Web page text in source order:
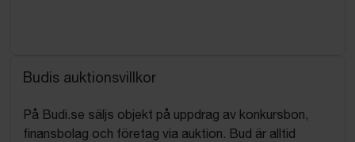
Budis auktionsvillkor
På Budi.se säljs objekt på uppdrag av konkursbon,
finansbolag och företag via auktion. Bud är alltid